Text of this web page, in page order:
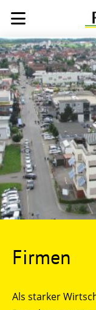
Firmen
Als starker